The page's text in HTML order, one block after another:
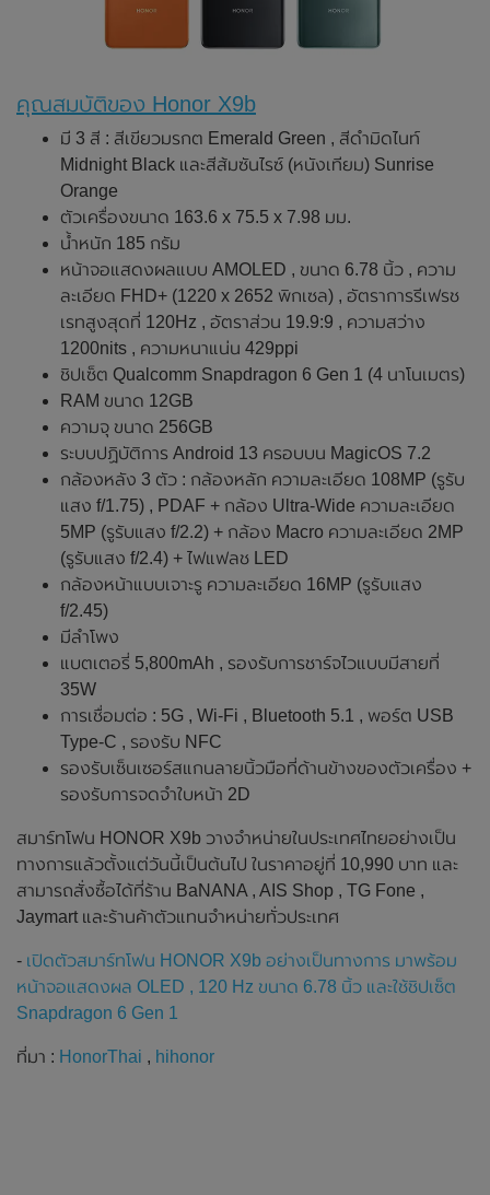
คุณสมบัติของ Honor X9b
มี 3 สี : สีเขียวมรกต Emerald Green , สีดำมิดไนท์
Midnight Black และสีส้มซันไรซ์ (หนังเทียม) Sunrise
Orange
ตัวเครื่องขนาด 163.6 x 75.5 x 7.98 มม.
น้ำหนัก 185 กรัม
หน้าจอแสดงผลแบบ AMOLED , ขนาด 6.78 นิ้ว , ความ
ละเอียด FHD+ (1220 x 2652 พิกเซล) , อัตราการรีเฟรช
เรทสูงสุดที่ 120Hz , อัตราส่วน 19.9:9 , ความสว่าง
1200nits , ความหนาแน่น 429ppi
ชิปเซ็ต Qualcomm Snapdragon 6 Gen 1 (4 นาโนเมตร)
RAM ขนาด 12GB
ความจุ ขนาด 256GB
ระบบปฏิบัติการ Android 13 ครอบบน MagicOS 7.2
กล้องหลัง 3 ตัว : กล้องหลัก ความละเอียด 108MP (รูรับ
แสง f/1.75) , PDAF + กล้อง Ultra-Wide ความละเอียด
5MP (รูรับแสง f/2.2) + กล้อง Macro ความละเอียด 2MP
(รูรับแสง f/2.4) + ไฟแฟลช LED
กล้องหน้าแบบเจาะรู ความละเอียด 16MP (รูรับแสง
f/2.45)
มีลำโพง
แบตเตอรี่ 5,800mAh , รองรับการชาร์จไวแบบมีสายที่
35W
การเชื่อมต่อ : 5G , Wi-Fi , Bluetooth 5.1 , พอร์ต USB
Type-C , รองรับ NFC
รองรับเซ็นเซอร์สแกนลายนิ้วมือที่ด้านข้างของตัวเครื่อง +
รองรับการจดจำใบหน้า 2D
สมาร์ทโฟน HONOR X9b วางจำหน่ายในประเทศไทยอย่างเป็น
ทางการแล้วตั้งแต่วันนี้เป็นต้นไป ในราคาอยู่ที่ 10,990 บาท และ
สามารถสั่งซื้อได้ที่ร้าน BaNANA , AIS Shop , TG Fone ,
Jaymart และร้านค้าตัวแทนจำหน่ายทั่วประเทศ
- เปิดตัวสมาร์ทโฟน HONOR X9b อย่างเป็นทางการ มาพร้อม
หน้าจอแสดงผล OLED , 120 Hz ขนาด 6.78 นิ้ว และใช้ชิปเซ็ต
Snapdragon 6 Gen 1
ที่มา : HonorThai , hihonor